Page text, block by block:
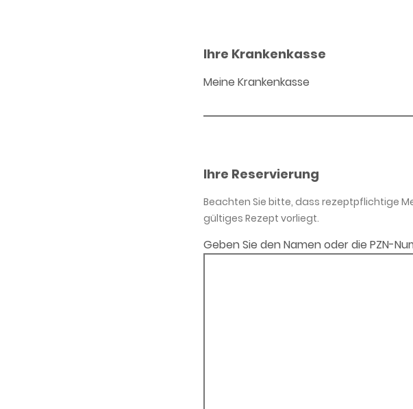
Ihre Krankenkasse
Meine Krankenkasse
Ihre Reservierung
Beachten Sie bitte, dass rezeptpflichtige
gültiges Rezept vorliegt.
Geben Sie den Namen oder die PZN-